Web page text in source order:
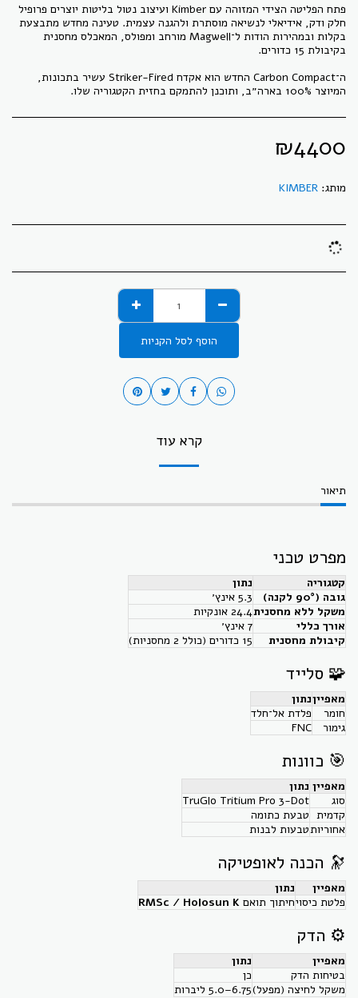
פתח הפליטה הצידי המזוהה עם Kimber ועיצוב נטול בליטות יוצרים פרופיל
חלק ודק, אידיאלי לנשיאה מוסתרת ולהגנה עצמית. טעינה מחדש מתבצעת
בקלות ובמהירות הודות ל־Magwell מורחב ומפולס, המאכלס מחסנית
ה־Carbon Compact החדש הוא אקדח Striker-Fired עשיר בתכונות,
המיוצר 100% בארה״ב, ותוכנן להתמקם בחזית הקטגוריה שלו.
₪4400
מותג: KIMBER
הוסף לסל הקניות
קרא עוד
תיאור
מפרט טכני
קטגוריה
נתון
גובה (90° לקנה)
‎5.3 אינץ׳
משקל ללא מחסנית‎24.4 אונקיות
אורך כללי
‎7 אינץ׳
קיבולת מחסנית
‎15 כדורים (כולל 2 מחסניות)
🧩 סלייד
מאפייןנתון
חומר
פלדת אל־חלד
גימור
FNC
🎯 כוונות
מאפיין נתון
סוג
TruGlo Tritium Pro 3-Dot
קדמית טבעת כתומה
אחוריותטבעות לבנות
🔭 הכנה לאופטיקה
מאפיין
נתון
פלטת כיסויחיתוך תואם RMSc / Holosun K
⚙️ הדק
מאפיין
נתון
בטיחות הדק
כן
משקל לחיצה (מפעל)‎5.0–6.75 ליברות